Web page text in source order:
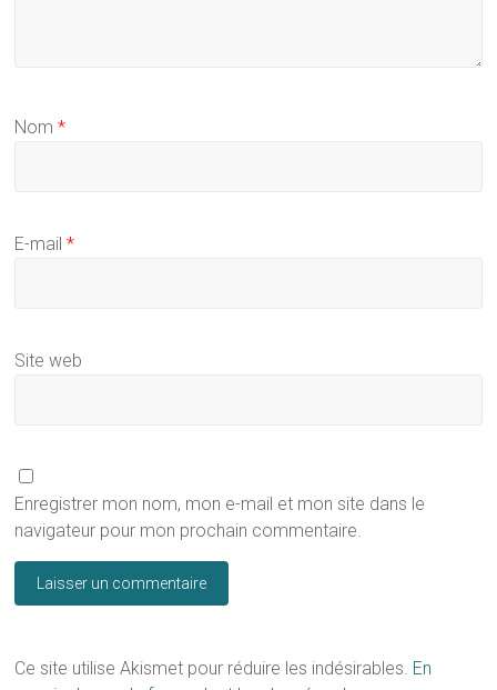
Nom*
E-mail*
Site web
Enregistrer mon nom, mon e-mail et mon site dans le
navigateur pour mon prochain commentaire.
Ce site utilise Akismet pour réduire les indésirables. En